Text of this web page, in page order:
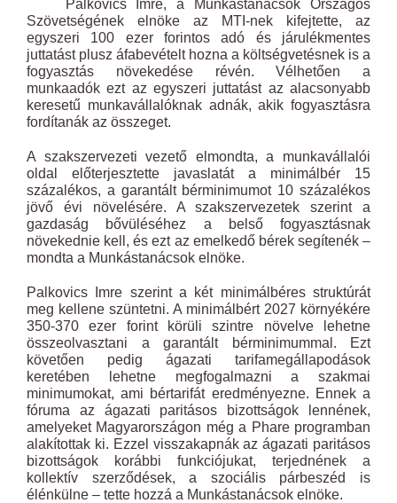
Palkovics Imre, a Munkástanácsok Országos
Szövetségének elnöke az MTI-nek kifejtette, az
egyszeri 100 ezer forintos adó és járulékmentes
juttatást plusz áfabevételt hozna a költségvetésnek is a
fogyasztás növekedése révén. Vélhetően a
munkaadók ezt az egyszeri juttatást az alacsonyabb
keresetű munkavállalóknak adnák, akik fogyasztásra
fordítanák az összeget.
A szakszervezeti vezető elmondta, a munkavállalói
oldal előterjesztette javaslatát a minimálbér 15
százalékos, a garantált bérminimumot 10 százalékos
jövő évi növelésére. A szakszervezetek szerint a
gazdaság bővüléséhez a belső fogyasztásnak
növekednie kell, és ezt az emelkedő bérek segítenék –
mondta a Munkástanácsok elnöke.
Palkovics Imre szerint a két minimálbéres struktúrát
meg kellene szüntetni. A minimálbért 2027 környékére
350-370 ezer forint körüli szintre növelve lehetne
összeolvasztani a garantált bérminimummal. Ezt
követően pedig ágazati tarifamegállapodások
keretében lehetne megfogalmazni a szakmai
minimumokat, ami bértarifát eredményezne. Ennek a
fóruma az ágazati paritásos bizottságok lennének,
amelyeket Magyarországon még a Phare programban
alakítottak ki. Ezzel visszakapnák az ágazati paritásos
bizottságok korábbi funkciójukat, terjednének a
kollektív szerződések, a szociális párbeszéd is
élénkülne – tette hozzá a Munkástanácsok elnöke.